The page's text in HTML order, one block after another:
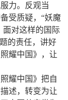
力。反观当
受质疑，“妖魔
面对这样的国际
的责任，讲好
耀中国》，让
耀中国》把自
述，转变为让